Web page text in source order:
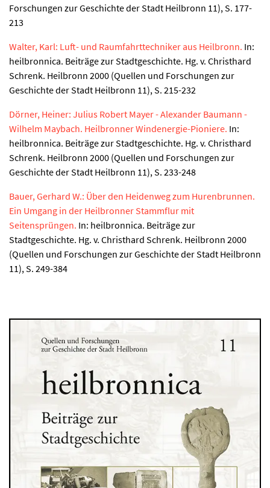
Forschungen zur Geschichte der Stadt Heilbronn 11), S. 177-
213
Walter, Karl: Luft- und Raumfahrttechniker aus Heilbronn. In:
heilbronnica. Beiträge zur Stadtgeschichte. Hg. v. Christhard
Schrenk. Heilbronn 2000 (Quellen und Forschungen zur
Geschichte der Stadt Heilbronn 11), S. 215-232
Dörner, Heiner: Julius Robert Mayer - Alexander Baumann -
Wilhelm Maybach. Heilbronner Windenergie-Pioniere. In:
heilbronnica. Beiträge zur Stadtgeschichte. Hg. v. Christhard
Schrenk. Heilbronn 2000 (Quellen und Forschungen zur
Geschichte der Stadt Heilbronn 11), S. 233-248
Bauer, Gerhard W.: Über den Heidenweg zum Hurenbrunnen.
Ein Umgang in der Heilbronner Stammflur mit
Seitensprüngen. In: heilbronnica. Beiträge zur
Stadtgeschichte. Hg. v. Christhard Schrenk. Heilbronn 2000
(Quellen und Forschungen zur Geschichte der Stadt Heilbronn
11), S. 249-384